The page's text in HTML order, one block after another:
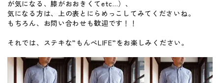
が気になる、膝がおおきくてetc...）、
気になる方は、上の表とにらめっこしてみてくださいね。
もちろん、お問い合わせも歓迎です！！
それでは、ステキな”もんぺLIFE”をお楽しみください。